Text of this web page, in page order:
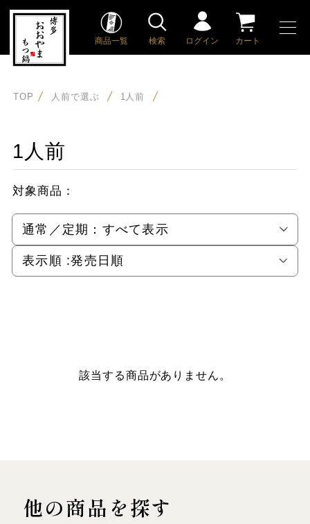
商品一覧 検索 ログイン カート
TOP 人前で選ぶ 1人前
1人前
対象商品：
通常／定期： すべて表示
表示順 :発売日順
該当する商品がありません。
他の商品を探す